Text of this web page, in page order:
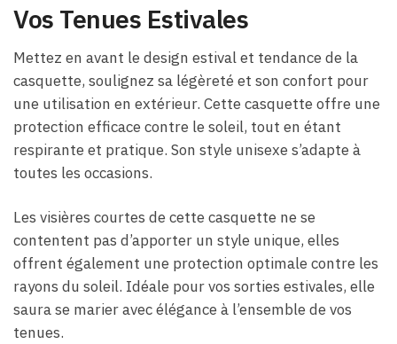
Vos Tenues Estivales
Mettez en avant le design estival et tendance de la
casquette, soulignez sa légèreté et son confort pour
une utilisation en extérieur. Cette casquette offre une
protection efficace contre le soleil, tout en étant
respirante et pratique. Son style unisexe s’adapte à
toutes les occasions.
Les visières courtes de cette casquette ne se
contentent pas d’apporter un style unique, elles
offrent également une protection optimale contre les
rayons du soleil. Idéale pour vos sorties estivales, elle
saura se marier avec élégance à l’ensemble de vos
tenues.